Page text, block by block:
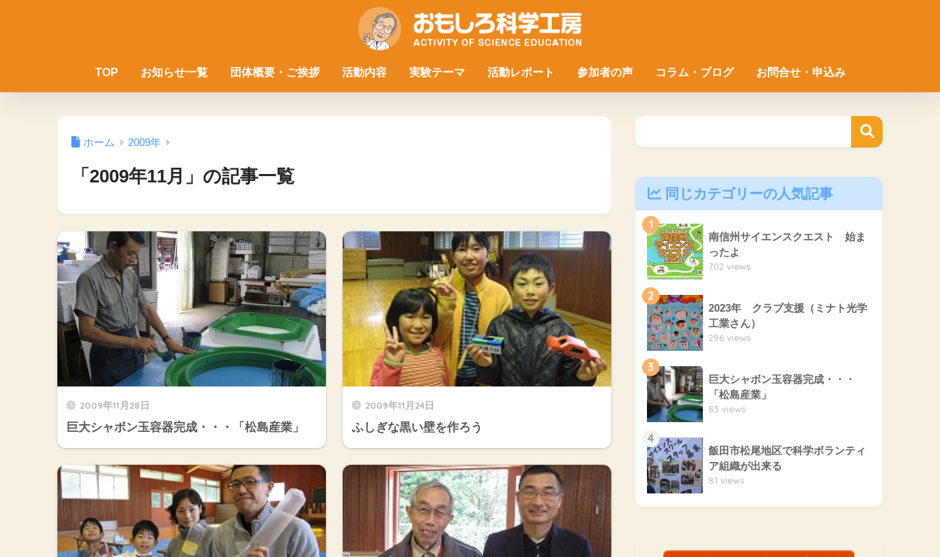
TOP お知らせ一覧 団体概要・ご挨拶 活動内容 実験テーマ 活動レポート 参加者の声 コラム・ブログ お問合せ・申込み
ホーム 2009年
「2009年11月」の記事一覧
2009年11月28日
巨大シャボン玉容器完成・・・「松島産業」
2009年11月24日
ふしぎな黒い壁を作ろう
同じカテゴリーの人気記事
1
南信州サイエンスクエスト 始ま
ったよ
702 views
2
2023年 クラブ支援（ミナト光学
工業さん）
296 views
3
巨大シャボン玉容器完成・・・
「松島産業」
83 views
4
飯田市松尾地区で科学ボランティ
ア組織が出来る
81 views